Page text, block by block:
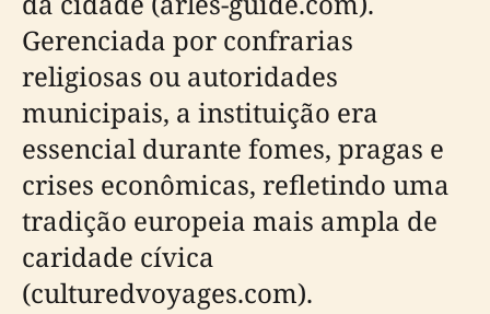
Gerenciada por confrarias
religiosas ou autoridades
municipais, a instituição era
essencial durante fomes, pragas e
crises econômicas, refletindo uma
tradição europeia mais ampla de
caridade cívica
(culturedvoyages.com).